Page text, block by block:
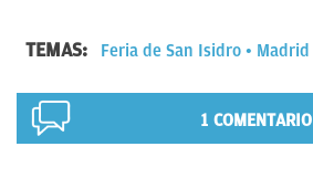
TEMAS: Feria de San Isidro Madrid
1 COMENTARIO